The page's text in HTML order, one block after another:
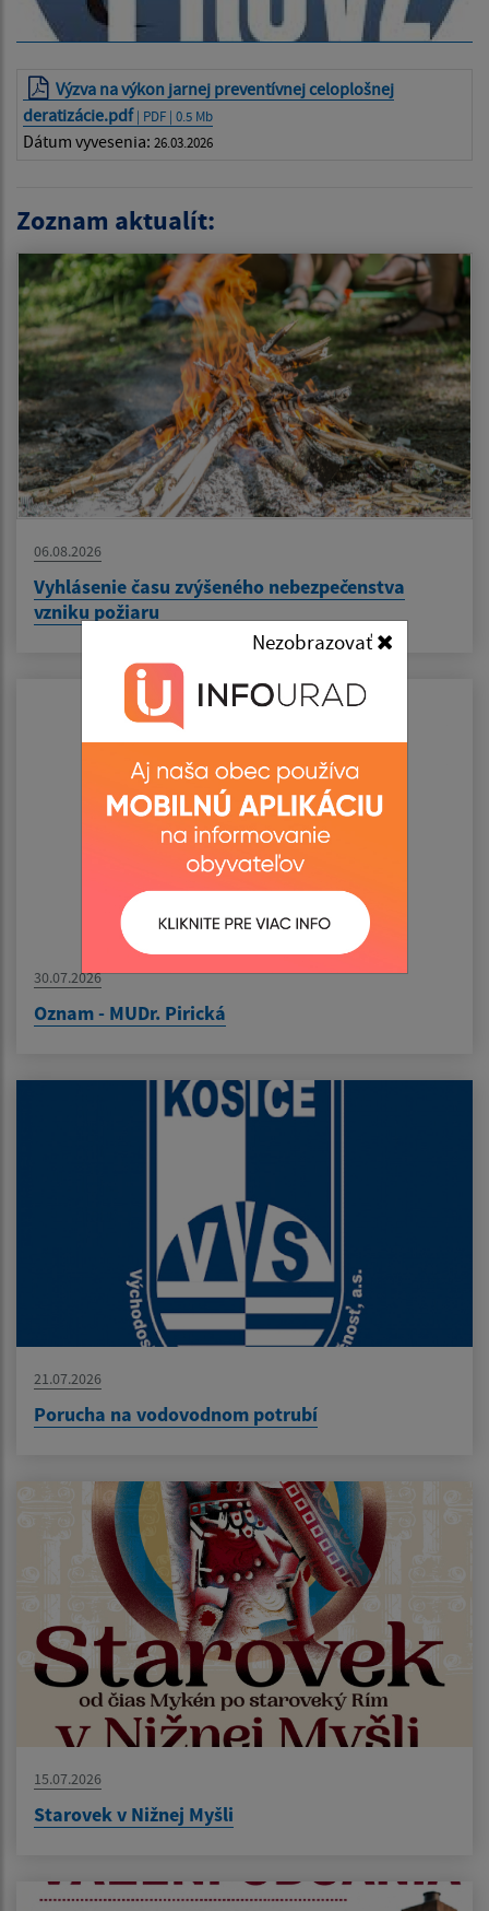
Nezobrazovať
Výzva na výkon jarnej preventívnej celoplošnej
deratizácie.pdf | PDF | 0.5 Mb
Dátum vyvesenia: 26.03.2026
Zoznam aktualít:
06.08.2026
Vyhlásenie času zvýšeného nebezpečenstva
vzniku požiaru
30.07.2026
Oznam - MUDr. Pirická
21.07.2026
Porucha na vodovodnom potrubí
15.07.2026
Starovek v Nižnej Myšli